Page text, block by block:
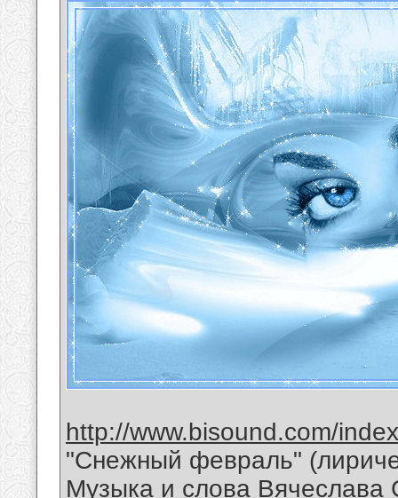
http://www.bisound.com/
"Снежный февраль"
Музыка и слова Вячеслава